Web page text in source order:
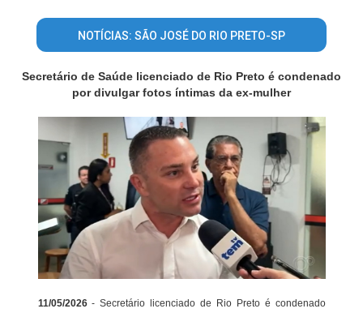
NOTÍCIAS: SÃO JOSÉ DO RIO PRETO-SP
Secretário de Saúde licenciado de Rio Preto é condenado
por divulgar fotos íntimas da ex-mulher
11/05/2026- Secretário licenciado de Rio Preto é condenado